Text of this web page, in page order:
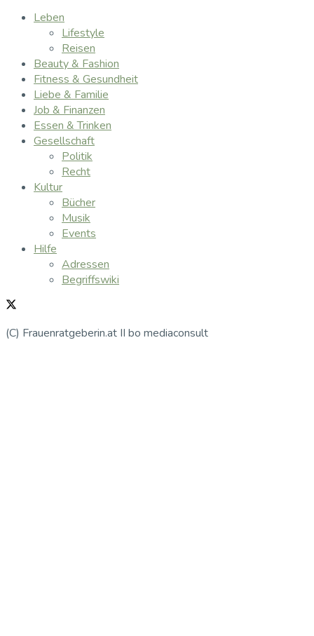
Leben
Lifestyle
Reisen
Beauty & Fashion
Fitness & Gesundheit
Liebe & Familie
Job & Finanzen
Essen & Trinken
Gesellschaft
Politik
Recht
Kultur
Bücher
Musik
Events
Hilfe
Adressen
Begriffswiki
(C) Frauenratgeberin.at II bo mediaconsult